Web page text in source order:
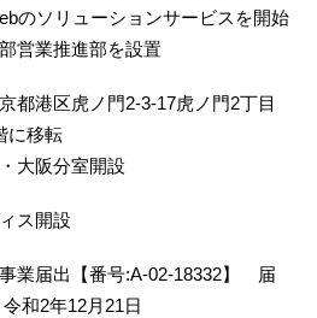
のソリューションサービスを開始
営業推進部を設置
都港区虎ノ門2-3-17虎ノ門2丁目
に移転
大阪分室開設
ス開設
業届出【番号:A-02-18332】 届
和2年12月21日